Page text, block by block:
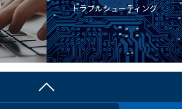
トラブルシューティング